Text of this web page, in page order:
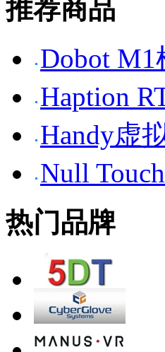
推荐商品
Dobot M1
Haption
Handy虚
Null
热门品牌